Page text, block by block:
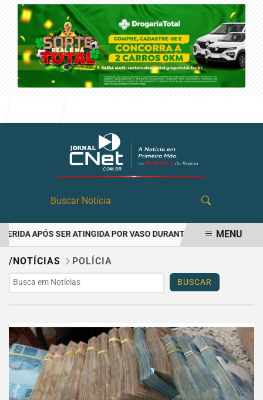
APÓS SER ATINGIDA POR VASO DURANTE BRIGA FAMILIAR EM
EM ALTA
MENU
/NOTÍCIAS POLÍCIA
BUSCAR